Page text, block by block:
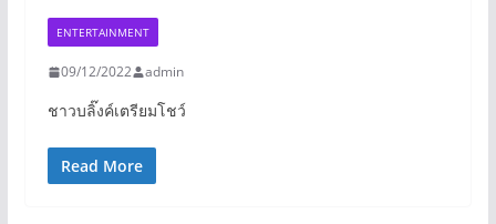
ENTERTAINMENT
09/12/2022 admin
ชาวบลิ๊งค์เตรียมโชว์
Read More